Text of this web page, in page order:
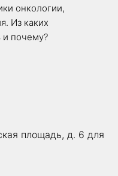
онкологии,
Из каких
и почему?
площадь, д. 6 для